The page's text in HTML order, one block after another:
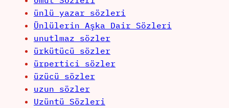
ünlü yazar sözleri
Ünlülerin Aşka Dair Sözleri
unutlmaz sözler
ürkütücü sözler
ürpertici sözler
üzücü sözler
uzun sözler
Uzüntü Sözleri